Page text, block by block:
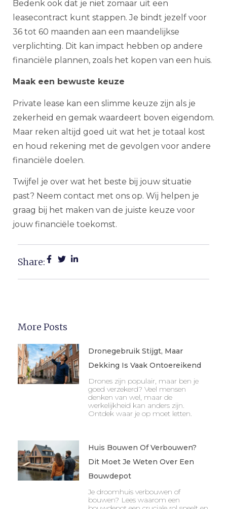
Bedenk ook dat je niet zomaar uit een
leasecontract kunt stappen. Je bindt jezelf voor
36 tot 60 maanden aan een maandelijkse
verplichting. Dit kan impact hebben op andere
financiële plannen, zoals het kopen van een huis.
Maak een bewuste keuze
Private lease kan een slimme keuze zijn als je
zekerheid en gemak waardeert boven eigendom.
Maar reken altijd goed uit wat het je totaal kost
en houd rekening met de gevolgen voor andere
financiële doelen.
Twijfel je over wat het beste bij jouw situatie
past? Neem contact met ons op. Wij helpen je
graag bij het maken van de juiste keuze voor
jouw financiële toekomst.
Share:
More Posts
Dronegebruik Stijgt, Maar
Dekking Is Vaak Ontoereikend
Drones zijn populair, maar ben je
goed verzekerd? Veel mensen
denken van wel, maar de
werkelijkheid kan anders zijn.
Ontdek waar je op moet letten.
Huis Bouwen Of Verbouwen?
Dit Moet Je Weten Over Een
Bouwdepot
Je droomhuis verbouwen of
bouwen? Lees waarom een